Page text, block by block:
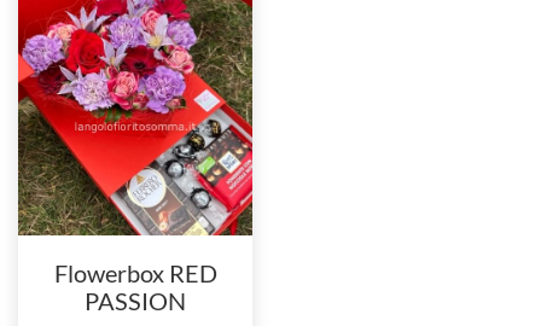
Flowerbox RED
PASSION